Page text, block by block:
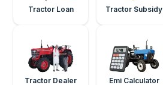
Tractor Loan Tractor Subsidy
Tractor Dealer Emi Calculator